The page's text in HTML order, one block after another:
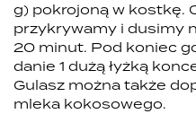
g) pokrojoną w kostkę.
przykrywamy i dusimy
20 minut. Pod koniec
danie 1 dużą łyżką
Gulasz można także
mleka kokosowego.